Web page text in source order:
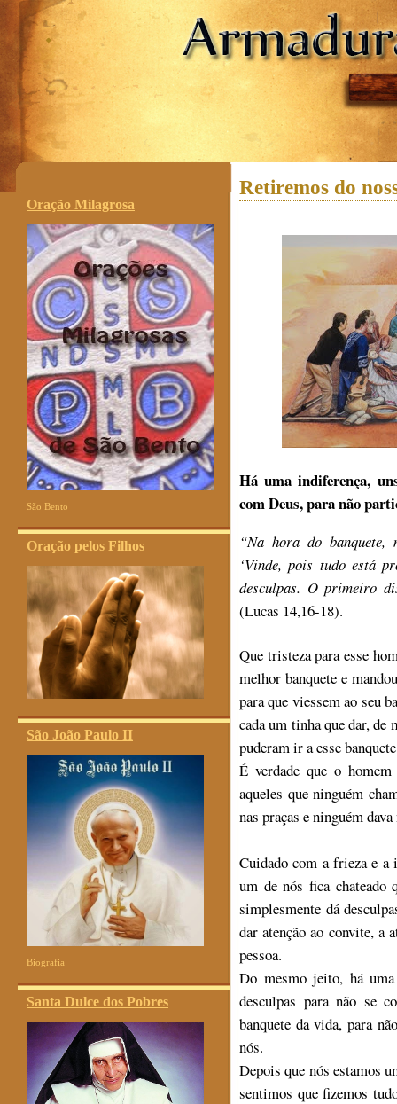
.
Oração Milagrosa
São Bento
Oração pelos Filhos
São João Paulo II
Biografia
Santa Dulce dos Pobres
Retiremos do
Há uma indiferença,
com Deus, para não
“Na hora do banquete,
‘Vinde, pois tudo está
desculpas. O primeiro
(Lucas 14,16-18).
Que tristeza para esse
melhor banquete e
para que viessem ao seu
cada um tinha que dar, de
puderam ir a esse
É verdade que o
aqueles que ninguém
nas praças e ninguém
Cuidado com a frieza e a
um de nós fica chateado
simplesmente dá
dar atenção ao convite, a
pessoa.
Do mesmo jeito, há
desculpas para não se
banquete da vida, para
nós.
Depois que nós estamos
sentimos que fizemos